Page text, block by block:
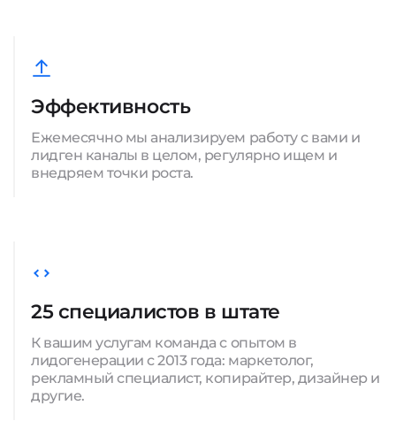
Эффективность
Ежемесячно мы анализируем работу с вами и
лидген каналы в целом, регулярно ищем и
внедряем точки роста.
25 специалистов в штате
К вашим услугам команда с опытом в
лидогенерации с 2013 года: маркетолог,
рекламный специалист, копирайтер, дизайнер и
другие.